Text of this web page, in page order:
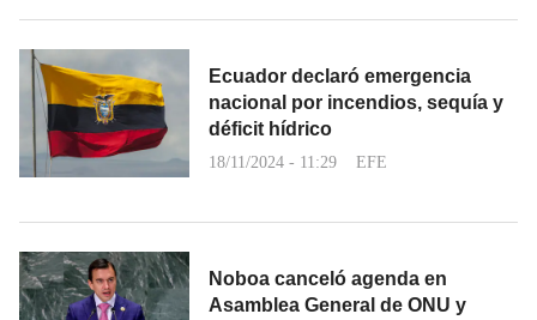
Ecuador declaró emergencia
nacional por incendios, sequía y
déficit hídrico
18/11/2024 - 11:29 EFE
Noboa canceló agenda en
Asamblea General de ONU y